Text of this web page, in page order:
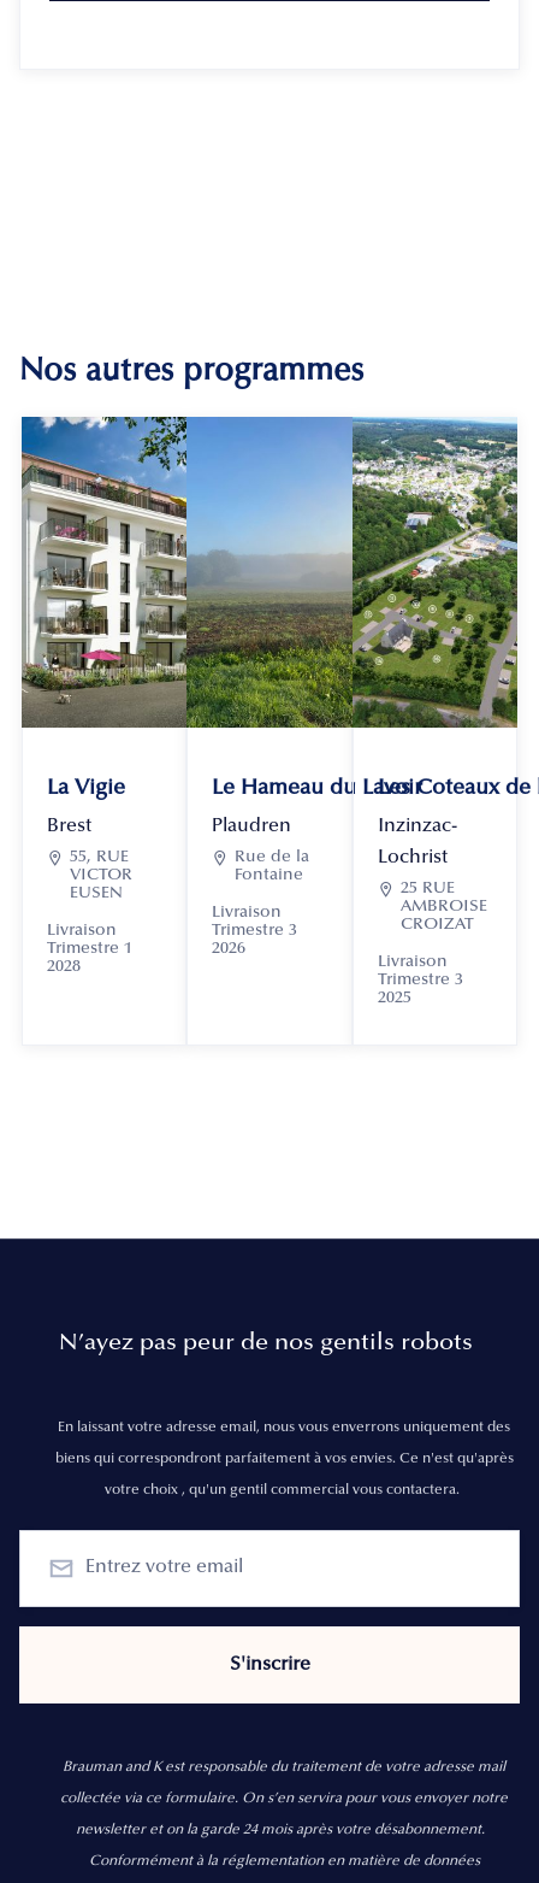
Nos autres programmes
La Vigie
Brest
 55, RUE
VICTOR
EUSEN
Livraison
Trimestre 1
2028
Le Hameau du Lavoir
Plaudren

Rue de la
Fontaine
Livraison
Trimestre 3
2026
Les Coteaux
Inzinzac-
Lochrist
 25 RUE
AMBROISE
CROIZAT
Livraison
Trimestre 3
2025
N’ayez pas peur de nos gentils robots
En laissant votre adresse email, nous vous enverrons uniquement des
biens qui correspondront parfaitement à vos envies. Ce n'est qu'après
votre choix , qu'un gentil commercial vous contactera.
Brauman and K est responsable du traitement de votre adresse mail
collectée via ce formulaire. On s’en servira pour vous envoyer notre
newsletter et on la garde 24 mois après votre désabonnement.
Conformément à la réglementation en matière de données